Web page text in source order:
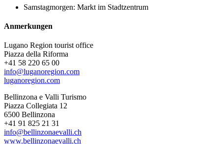
Samstagmorgen: Markt im Stadtzentrum
Anmerkungen
Lugano Region tourist office
Piazza della Riforma
+41 58 220 65 00
info@luganoregion.com
luganoregion.com
Bellinzona e Valli Turismo
Piazza Collegiata 12
6500 Bellinzona
+41 91 825 21 31
info@bellinzonaevalli.ch
www.bellinzonaevalli.ch